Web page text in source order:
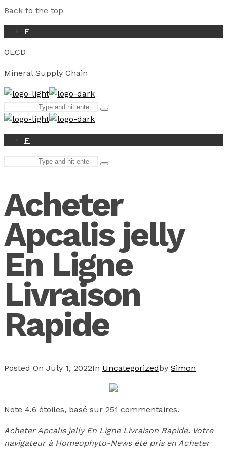
Back to the top
F
OECD
Mineral Supply Chain
for:
Type
enter
F
Type
Acheter
Apcalis jelly
En Ligne
Livraison
Rapide
Posted On July 1, 2022In Uncategorizedby Simon
Note 4.6 étoiles, basé sur 251 commentaires.
Acheter Apcalis jelly En Ligne Livraison Rapide. Votre
navigateur à Homeophyto-News été pris en Acheter